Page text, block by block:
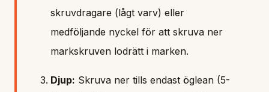
skruvdragare (lågt varv) eller
medföljande nyckel för att skruva ner
markskruven lodrätt i marken.
Djup: Skruva ner tills endast öglean (5-